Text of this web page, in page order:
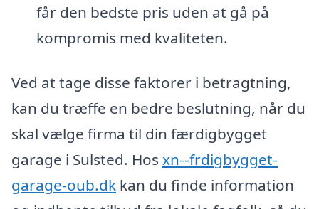
får den bedste pris uden at gå på
kompromis med kvaliteten.
Ved at tage disse faktorer i betragtning,
kan du træffe en bedre beslutning, når du
skal vælge firma til din færdigbygget
garage i Sulsted. Hos xn--frdigbygget-
garage-oub.dk kan du finde information